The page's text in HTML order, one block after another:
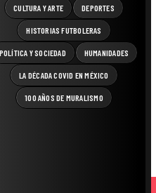
CULTURA Y ARTE DEPORTES
HISTORIAS FUTBOLERAS
POLÍTICA Y SOCIEDAD HUMANIDADES
LA DÉCADA COVID EN MÉXICO
100 AÑOS DE MURALISMO